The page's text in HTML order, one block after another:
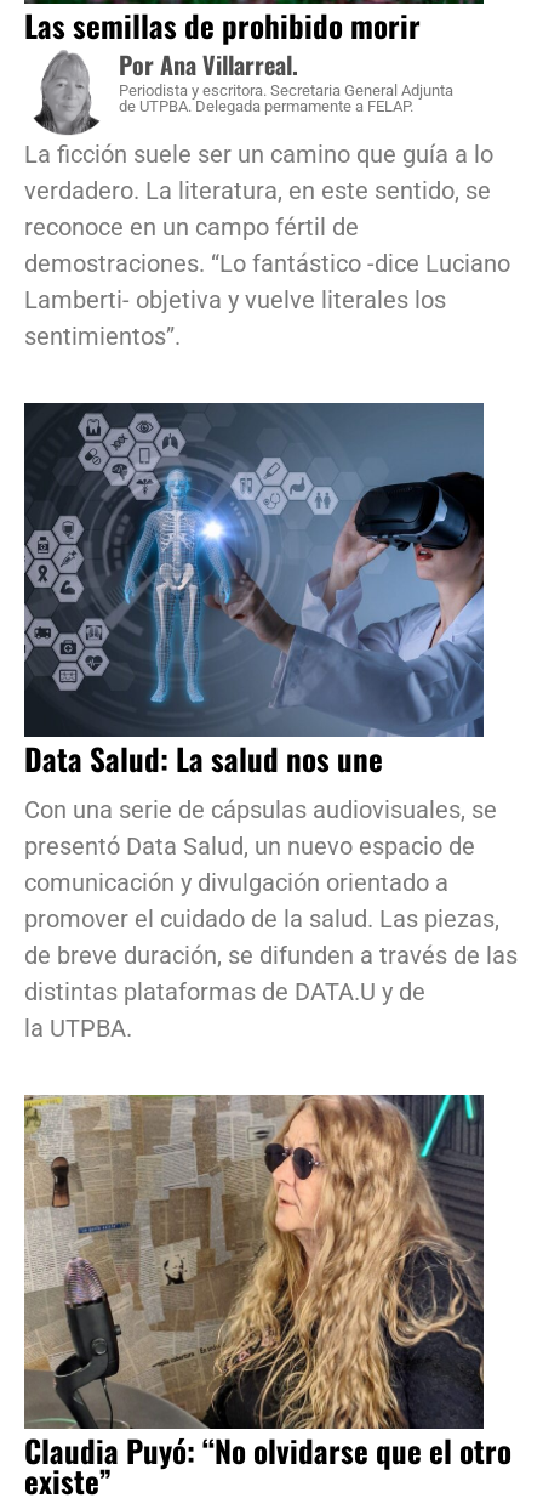
Las semillas de prohibido morir
Por Ana Villarreal.
Periodista y escritora. Secretaria General Adjunta
de UTPBA. Delegada permamente a FELAP.
La ficción suele ser un camino que guía a lo
verdadero. La literatura, en este sentido, se
reconoce en un campo fértil de
demostraciones. “Lo fantástico -dice Luciano
Lamberti- objetiva y vuelve literales los
sentimientos”.
Data Salud: La salud nos une
Con una serie de cápsulas audiovisuales, se
presentó Data Salud, un nuevo espacio de
comunicación y divulgación orientado a
promover el cuidado de la salud. Las piezas,
de breve duración, se difunden a través de las
distintas plataformas de DATA.U y de
la UTPBA.
Claudia Puyó: “No olvidarse que el otro
existe”